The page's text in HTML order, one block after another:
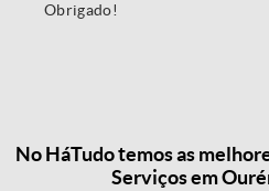
Obrigado!
No HáTudo temos as
Serviços em